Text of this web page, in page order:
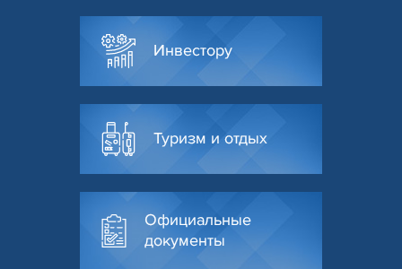
Инвестору
Туризм и отдых
Официальные
документы